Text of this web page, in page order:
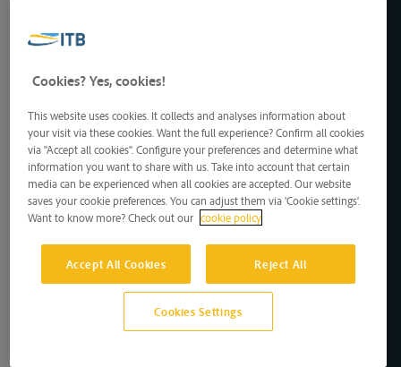
L’action publique résultant d’une contravention aux
année révolue. Les peines prononcées se prescrivent par deux
Chapitre VI Travaux et ouvrages
Art. 38.
Chaque Etat riverain veillera à ce que les prescriptions locale
de la police des ports édictées dans ses ports ne dérogent aux
prescriptions des règlements communs de police de la
navigation que dans la mesure répondant aux nécessités
Cette obligation s’étend aux ouvrages ainsi qu’aux chemins de
halage, nécessaires à l’exploitation de la voie navigable.
Les états riverains assurent le fonctionnement desdits
Cookies? Yes, cookies!
This website uses cookies. It collects and analyses information about
your visit via these cookies. Want the full experience? Confirm all cookies
via "Accept all cookies". Configure your preferences and determine what
information you want to share with us. Take into account that certain
media can be experienced when all cookies are accepted. Our website
saves your cookie preferences. You can adjust them via 'Cookie settings'.
Want to know more? Check out our cookie policy
Accept All Cookies Reject All
Cookies Settings